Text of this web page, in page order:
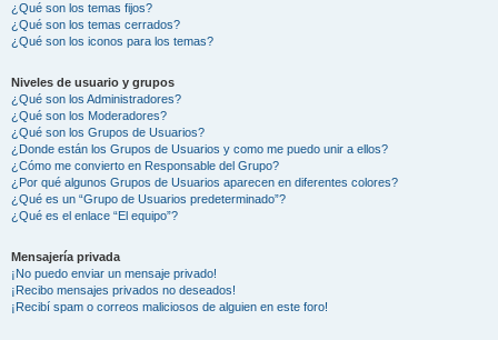
¿Qué son los temas fijos?
¿Qué son los temas cerrados?
¿Qué son los iconos para los temas?
Niveles de usuario y grupos
¿Qué son los Administradores?
¿Qué son los Moderadores?
¿Qué son los Grupos de Usuarios?
¿Donde están los Grupos de Usuarios y como me puedo unir a ellos?
¿Cómo me convierto en Responsable del Grupo?
¿Por qué algunos Grupos de Usuarios aparecen en diferentes colores?
¿Qué es un “Grupo de Usuarios predeterminado”?
¿Qué es el enlace “El equipo”?
Mensajería privada
¡No puedo enviar un mensaje privado!
¡Recibo mensajes privados no deseados!
¡Recibí spam o correos maliciosos de alguien en este foro!